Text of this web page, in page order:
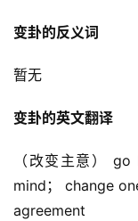
变卦的反义词
暂无
变卦的英文翻译
（改变主意）
mind； change
agreement